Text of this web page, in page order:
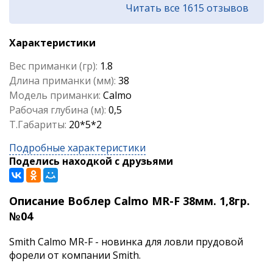
Читать все 1615 отзывов
Характеристики
Вес приманки (гр): 1.8
Длина приманки (мм): 38
Модель приманки: Calmo
Рабочая глубина (м): 0,5
Т.Габариты: 20*5*2
Подробные характеристики
Поделись находкой с друзьями
Описание Воблер Calmo MR-F 38мм. 1,8гр.
№04
Smith Calmo MR-F - новинка для ловли прудовой
форели от компании Smith.